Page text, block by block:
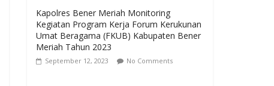
Kapolres Bener Meriah Monitoring
Kegiatan Program Kerja Forum Kerukunan
Umat Beragama (FKUB) Kabupaten Bener
Meriah Tahun 2023
September 12, 2023 No Comments